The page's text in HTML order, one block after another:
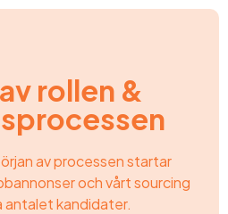
rollen &
av processen startar
och vårt sourcing
antalet kandidater.